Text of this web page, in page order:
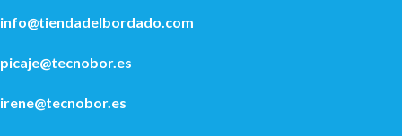
info@tiendadelbordado.com
picaje@tecnobor.es
irene@tecnobor.es